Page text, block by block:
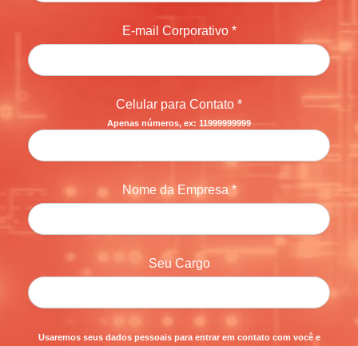
E-mail Corporativo *
Celular para Contato *
Apenas números, ex: 11999999999
Nome da Empresa *
Seu Cargo
Usaremos seus dados pessoais para entrar em contato com você e